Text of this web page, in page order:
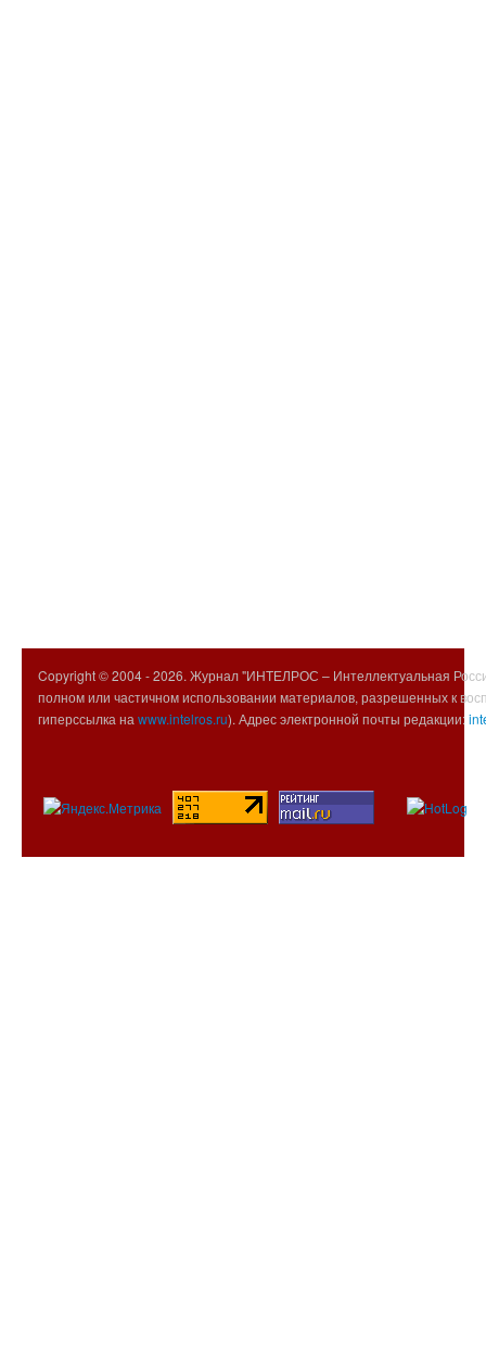
Copyright © 2004 -2026. Журнал "ИНТЕЛРОС – Интеллектуальная
полном или частичном использовании материалов, разрешенных к
гиперссылка на www.intelros.ru). Адрес электронной почты редакции: